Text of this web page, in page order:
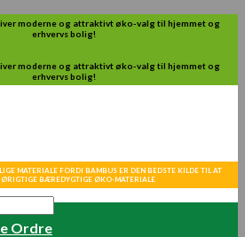
moderne og attraktivt øko-valg til hjemmet og
erhvervs bolig!
moderne og attraktivt øko-valg til hjemmet og
erhvervs bolig!
MATERIALE FORDI BAMBUS ER DEN BEDSTE KILDE TIL AT
BÆREDYGTIGE ØKO-MATERIALE
Ordre